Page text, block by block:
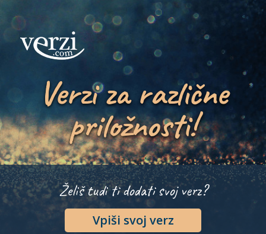
Verzi za različne
priložnosti!
Želiš tudi ti dodati svoj verz?
Vpiši svoj verz